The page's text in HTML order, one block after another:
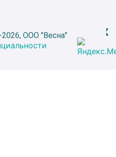
ООО "Весна"